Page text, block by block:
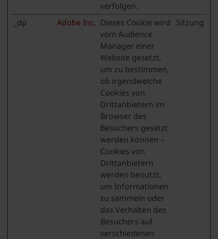
verfolgen.
_dp Adobe Inc. Dieses Cookie wird
vom Audience
Manager einer
Website gesetzt,
um zu bestimmen,
ob irgendwelche
Cookies von
Drittanbietern im
Browser des
Besuchers gesetzt
werden können –
Cookies von
Drittanbietern
werden benutzt,
um Informationen
zu sammeln oder
das Verhalten des
Besuchers auf
verschiedenen
Sitzung